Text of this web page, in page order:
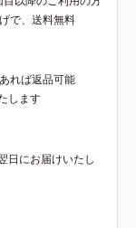
で、送料無料
れば返品可能
します
日にお届けいたし